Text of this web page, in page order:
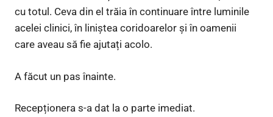
cu totul. Ceva din el trăia în continuare între luminile
acelei clinici, în liniștea coridoarelor și în oamenii
care aveau să fie ajutați acolo.
A făcut un pas înainte.
Recepționera s-a dat la o parte imediat.